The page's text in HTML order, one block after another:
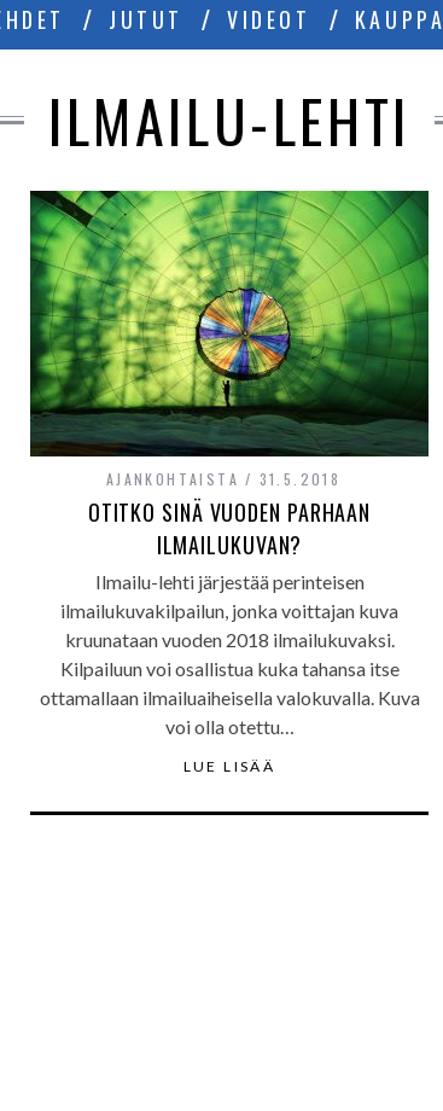
JUTUT VIDEOT KAUPPA
ILMAILU-LEHTI
AJANKOHTAISTA 31.5.2018
OTITKO SINÄ VUODEN PARHAAN
ILMAILUKUVAN?
Ilmailu-lehti järjestää perinteisen
ilmailukuvakilpailun, jonka voittajan kuva
kruunataan vuoden 2018 ilmailukuvaksi.
Kilpailuun voi osallistua kuka tahansa itse
ottamallaan ilmailuaiheisella valokuvalla. Kuva
voi olla otettu…
LUE LISÄÄ